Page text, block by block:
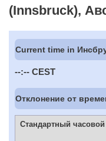
(Innsbruck),
Current time in
--:-- CEST
Отклонение от
Стандартный